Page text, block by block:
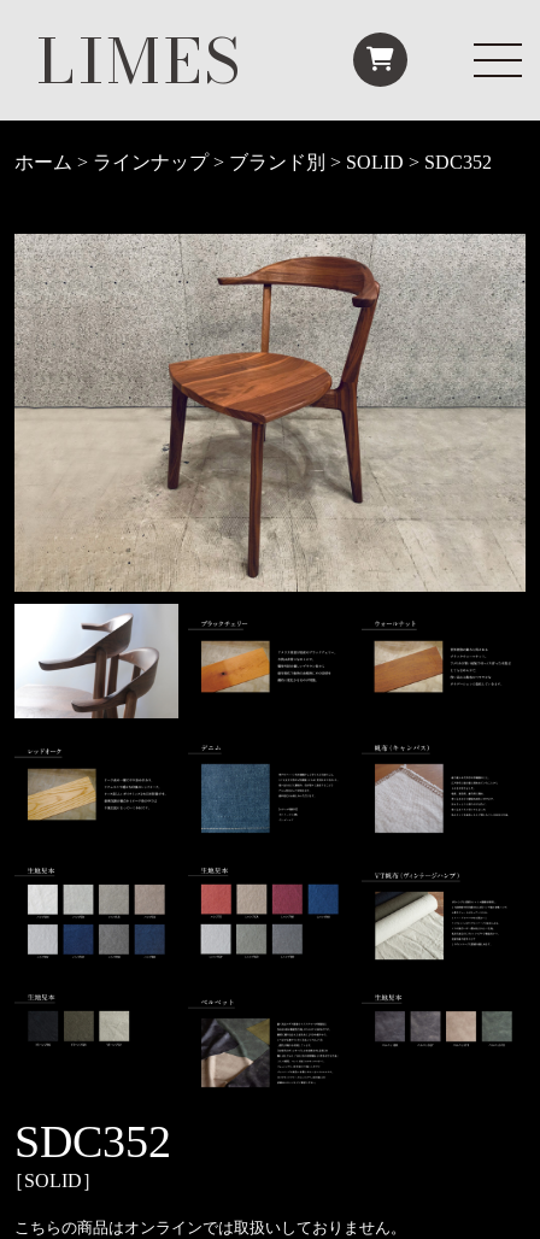
LIMES
ホーム > ラインナップ> ブランド別 > SOLID > SDC352
SDC352
［SOLID］
こちらの商品はオンラインでは取扱いしておりません。